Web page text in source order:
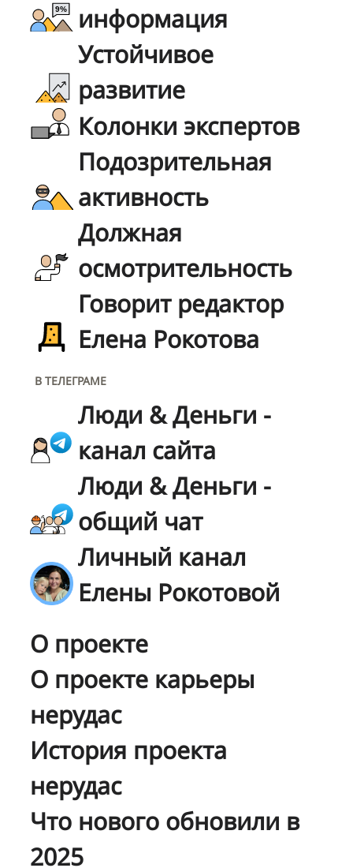
информация
Устойчивое
развитие
Колонки экспертов
Подозрительная
активность
Должная
осмотрительность
Говорит редактор
Елена Рокотова
В ТЕЛЕГРАМЕ
Люди & Деньги -
канал сайта
Люди & Деньги -
общий чат
Личный канал
Елены Рокотовой
О проекте
О проекте карьеры
нерудас
История проекта
нерудас
Что нового обновили в
2025